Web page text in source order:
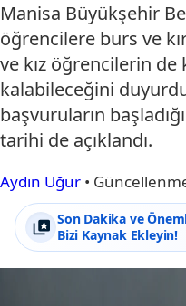
Manisa Büyükşehir
öğrencilere burs ve
ve kız öğrencilerin
kalabileceğini
başvuruların
tarihi de açıklandı.
Aydın Uğur •
Son Dakika ve
Bizi Kaynak Ekleyin!